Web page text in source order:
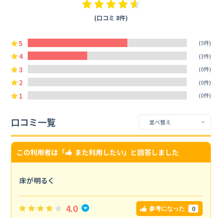
(口コミ 8件)
5 (5件)
4 (3件)
3 (0件)
2 (0件)
1 (0件)
口コミ一覧
この利用者は「 また利用したい」と回答しました
床が明るく
4.0 参考になった 0